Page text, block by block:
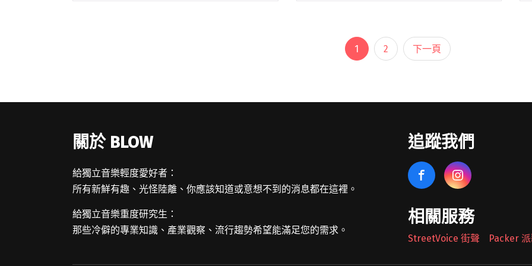
腦閱讀全文 "麋先生唱TAKAO回鄉「拜票」
宣傳麋宮大型演唱會"
1 2 下一頁
關於 BLOW
給獨立音樂輕度愛好者：
所有新鮮有趣、光怪陸離、你應該知道或意想不到的消息都在這裡。
給獨立音樂重度研究生：
那些冷僻的專業知識、產業觀察、流行趨勢希望能滿足您的需求。
追蹤我們
相關服務
StreetVoice 街聲 Packer